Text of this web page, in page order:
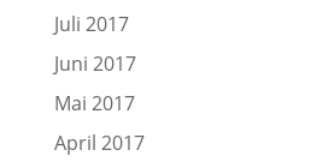
Juli 2017
Juni 2017
Mai 2017
April 2017